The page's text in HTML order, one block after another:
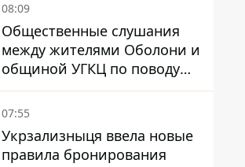
08:09
Общественные слушания
между жителями Оболони и
общиной УГКЦ по поводу
храма сорвались
07:55
Укрзализныця ввела новые
правила бронирования